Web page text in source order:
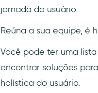
jornada do usuário.
Reúna a sua equipe, é
Você pode ter uma
encontrar soluções
holística do usuário.